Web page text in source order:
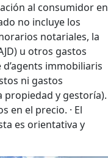
al consumidor en
no incluye los
notariales, la
u otros gastos
d’agents immobiliaris
ni gastos
propiedad y gestoría).
en el precio. · El
es orientativa y